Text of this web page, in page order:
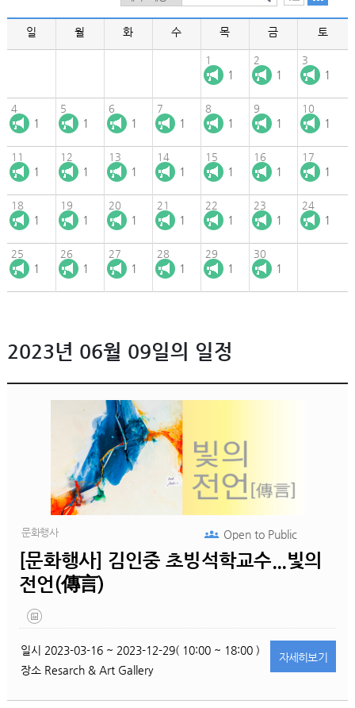
일 월 화 수 목 금 토
1
1
2
1
3
1
4
1
5
1
6
1
7
1
8
1
9
1
10
1
11
1
12
1
13
1
14
1
15
1
16
1
17
1
18
1
19
1
20
1
21
1
22
1
23
1
24
1
25
1
26
1
27
1
28
1
29
1
30
1
2023년 06월 09일의 일정
문화행사
[문화행사] 김인중 초빙석학교수...빛의
전언(傳言)
Open toPublic
일시 2023-03-16 ~ 2023-12-29( 10:00 ~ 18:00 )
장소 Resarch & Art Gallery
자세히보기